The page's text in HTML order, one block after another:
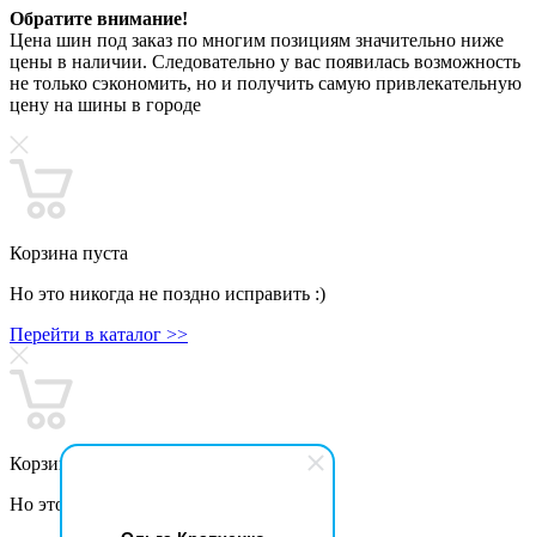
Обратите внимание!
Цена шин под заказ по многим позициям значительно ниже
цены в наличии. Следовательно у вас появилась возможность
не только сэкономить, но и получить самую привлекательную
цену на шины в городе
Корзина пуста
Но это никогда не поздно исправить :)
Перейти в каталог >>
Корзина пуста
Но это никогда не поздно исправить :)